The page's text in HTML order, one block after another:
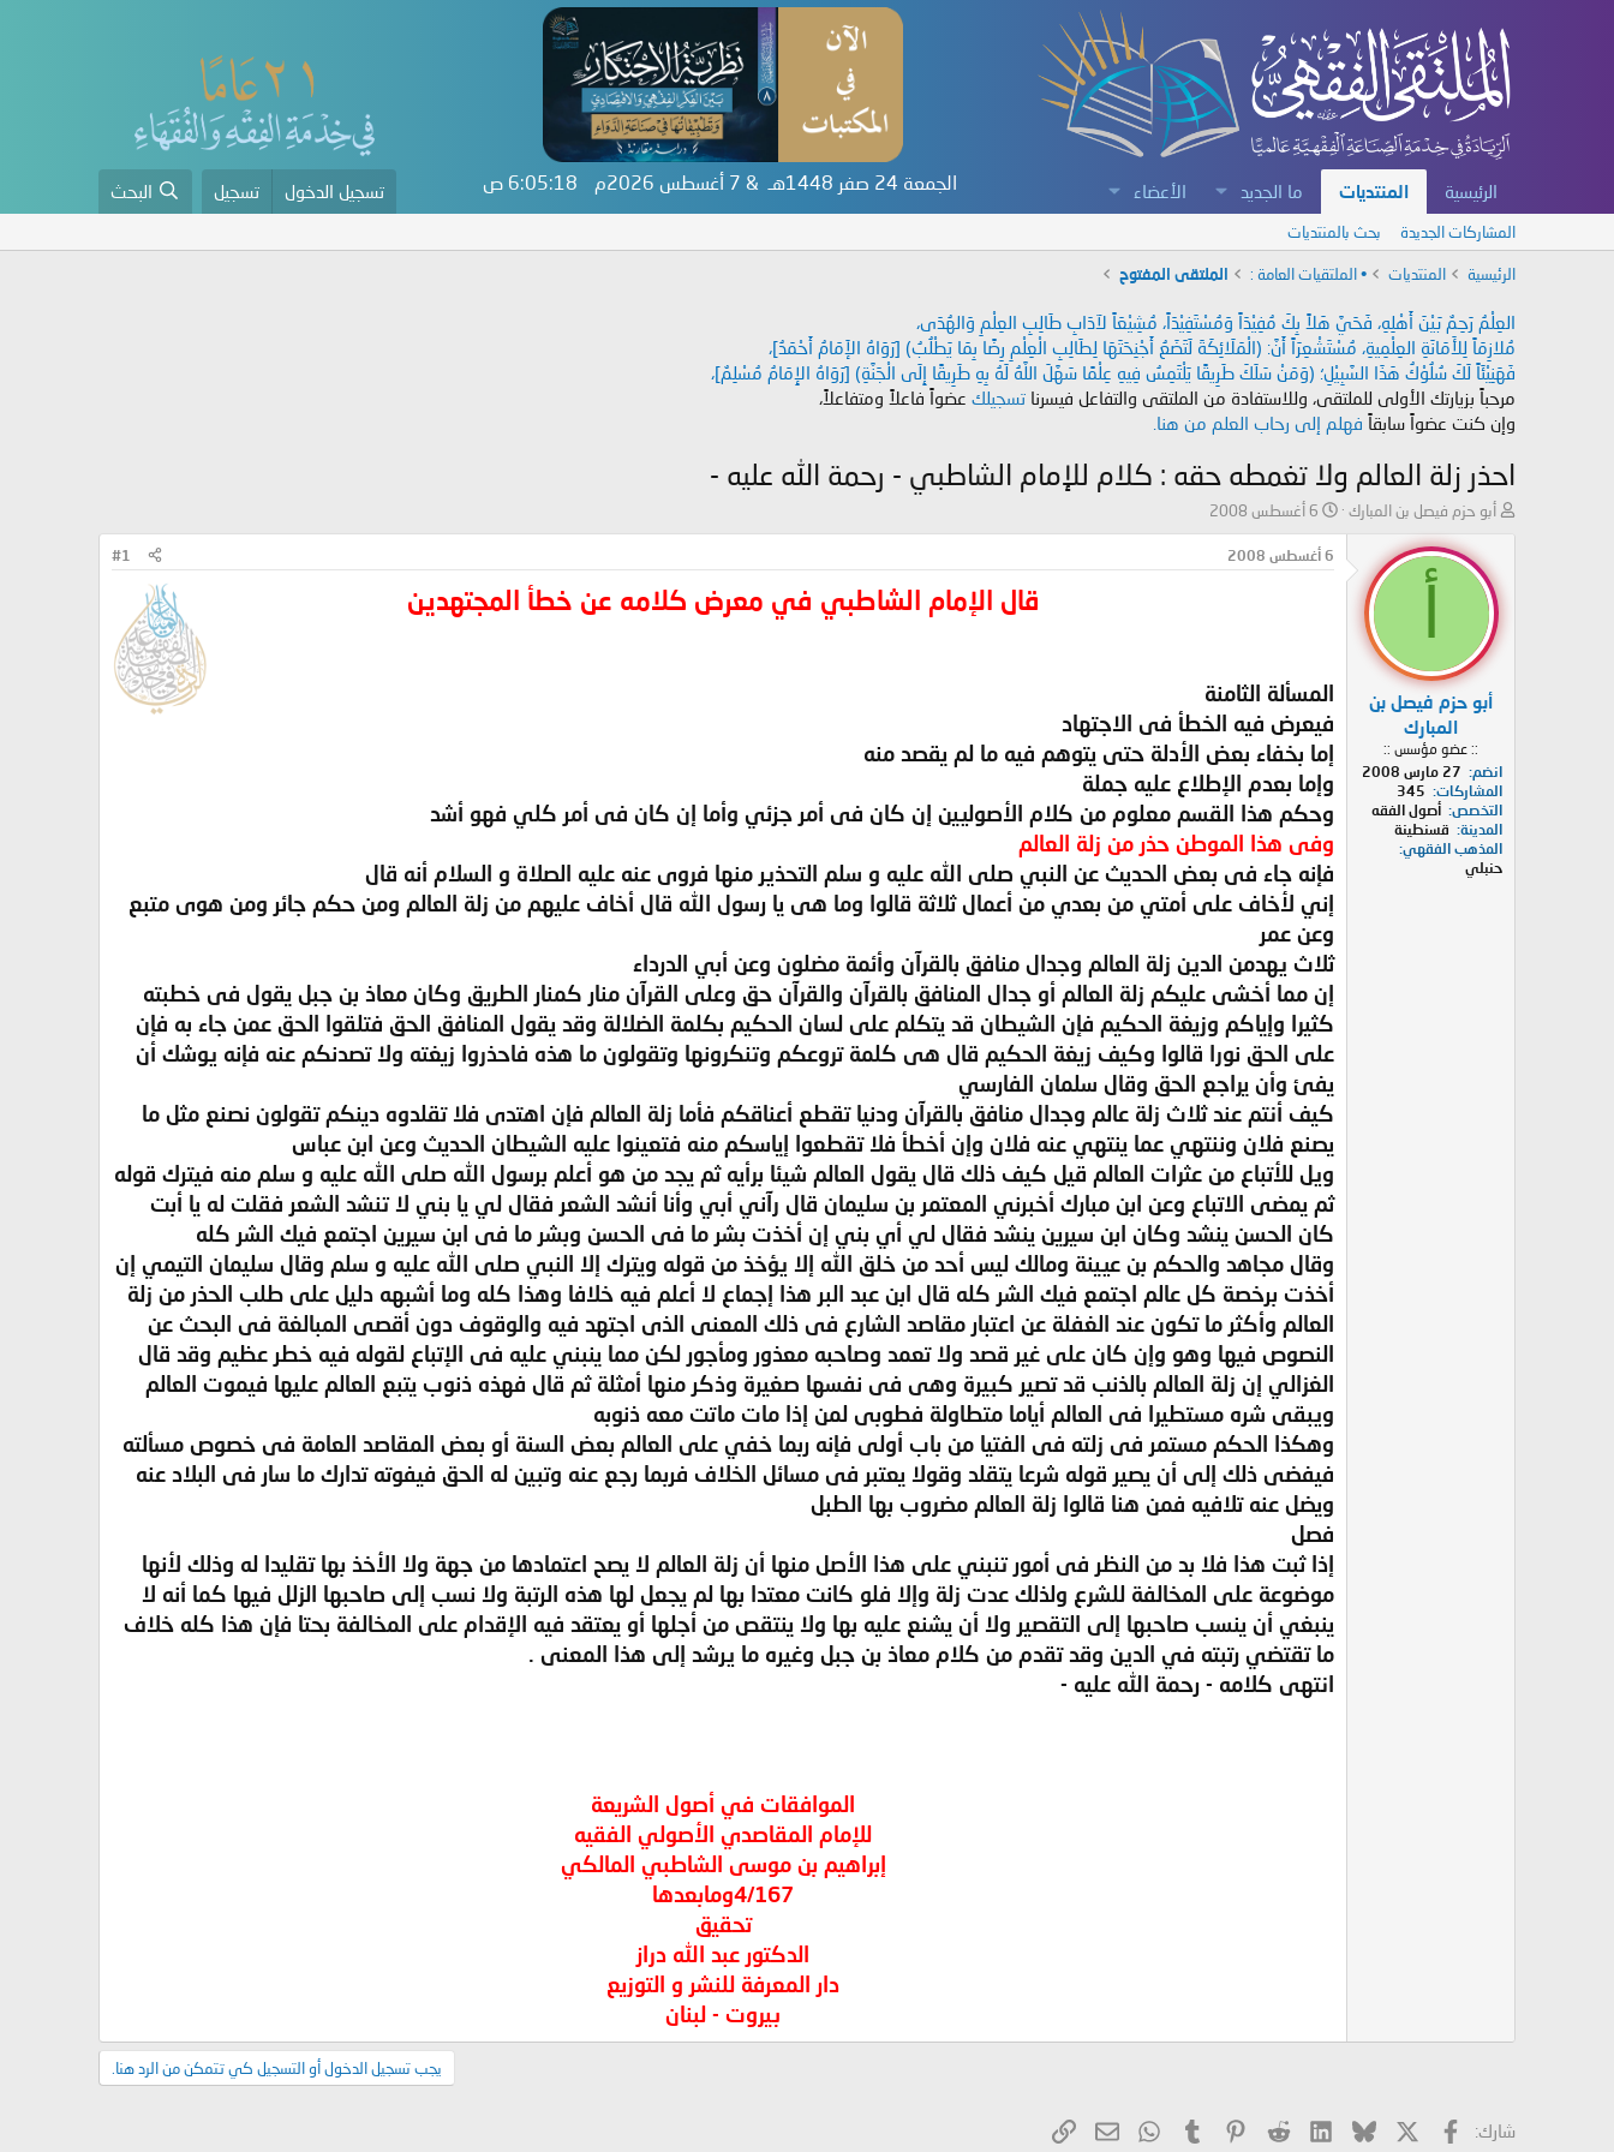
الرئيسية المنتديات ما الجديد الأعضاء الجمعة 24 صفر 1448هـ & 7 أغسطس 2026م 6:05:18 ص تسجيل الدخول تسجيل البحث
المشاركات الجديدة بحث بالمنتديات
الرئيسية المنتديات • الملتقيات العامة : الملتقى المفتوح
العِلْمُ رَحِمٌ بَيْنَ أَهْلِهِ، فَحَيَّ هَلاً بِكَ مُفِيْدَاً وَمُسْتَفِيْدَاً، مُشِيْعَاً لآدَابِ طَالِبِ العِلْمِ وَالهُدَى،
مُلازِمَاً لِلأَمَانَةِ العِلْمِيةِ، مُسْتَشْعِرَاً أَنَّ: (الْمَلَائِكَةَ لَتَضَعُ أَجْنِحَتَهَا لِطَالِبِ الْعِلْمِ رِضًا بِمَا يَطْلُبُ) [رَوَاهُ الإَمَامُ أَحْمَدُ]،
فَهَنِيْئَاً لَكَ سُلُوْكُ هَذَا السَّبِيْلِ؛ (وَمَنْ سَلَكَ طَرِيقًا يَلْتَمِسُ فِيهِ عِلْمًا سَهَّلَ اللَّهُ لَهُ بِهِ طَرِيقًا إِلَى الْجَنَّةِ) [رَوَاهُ الإِمَامُ مُسْلِمٌ]،
مرحباً بزيارتك الأولى للملتقى، وللاستفادة من الملتقى والتفاعل فيسرنا تسجيلك عضواً فاعلاً ومتفاعلاً،
وإن كنت عضواً سابقاً فهلم إلى رحاب العلم من هنا.
احذر زلة العالم ولا تغمطه حقه : كلام للإمام الشاطبي - رحمة الله عليه -
ب
ئ
ا
ل
م
و
و
أبو حزم فيصل بن المبارك
ت
ا
ر
ي
ء
6 أغسطس 2008
أبو حزم فيصل بن
المبارك
:: عضو مؤسس ::
انضم
27 مارس 2008
المشاركات
345
التخصص أصول الفقه
المدينة
قسنطينة
المذهب الفقهي
حنبلي
6 أغسطس 2008 #1
قال الإمام الشاطبي في معرض كلامه عن خطأ المجتهدين
المسألة الثامنة
فيعرض فيه الخطأ فى الاجتهاد
إما بخفاء بعض الأدلة حتى يتوهم فيه ما لم يقصد منه
وإما بعدم الإطلاع عليه جملة
وحكم هذا القسم معلوم من كلام الأصوليين إن كان فى أمر جزئي وأما إن كان فى أمر كلي فهو أشد
وفى هذا الموطن حذر من زلة العالم
فإنه جاء فى بعض الحديث عن النبي صلى الله عليه و سلم التحذير منها فروى عنه عليه الصلاة و السلام أنه قال
إني لأخاف على أمتي من بعدي من أعمال ثلاثة قالوا وما هى يا رسول الله قال أخاف عليهم من زلة العالم ومن حكم جائر ومن هوى متبع
وعن عمر
ثلاث يهدمن الدين زلة العالم وجدال منافق بالقرآن وأئمة مضلون وعن أبي الدرداء
إن مما أخشى عليكم زلة العالم أو جدال المنافق بالقرآن والقرآن حق وعلى القرآن منار كمنار الطريق وكان معاذ بن جبل يقول فى خطبته
كثيرا وإياكم وزيغة الحكيم فإن الشيطان قد يتكلم على لسان الحكيم بكلمة الضلالة وقد يقول المنافق الحق فتلقوا الحق عمن جاء به فإن
على الحق نورا قالوا وكيف زيغة الحكيم قال هى كلمة تروعكم وتنكرونها وتقولون ما هذه فاحذروا زيغته ولا تصدنكم عنه فإنه يوشك أن
يفئ وأن يراجع الحق وقال سلمان الفارسي
كيف أنتم عند ثلاث زلة عالم وجدال منافق بالقرآن ودنيا تقطع أعناقكم فأما زلة العالم فإن اهتدى فلا تقلدوه دينكم تقولون نصنع مثل ما
يصنع فلان وننتهي عما ينتهي عنه فلان وإن أخطأ فلا تقطعوا إياسكم منه فتعينوا عليه الشيطان الحديث وعن ابن عباس
ويل للأتباع من عثرات العالم قيل كيف ذلك قال يقول العالم شيئا برأيه ثم يجد من هو أعلم برسول الله صلى الله عليه و سلم منه فيترك قوله
ثم يمضى الاتباع وعن ابن مبارك أخبرني المعتمر بن سليمان قال رآني أبي وأنا أنشد الشعر فقال لي يا بني لا تنشد الشعر فقلت له يا أبت
كان الحسن ينشد وكان ابن سيرين ينشد فقال لي أي بني إن أخذت بشر ما فى الحسن وبشر ما فى ابن سيرين اجتمع فيك الشر كله
وقال مجاهد والحكم بن عيينة ومالك ليس أحد من خلق الله إلا يؤخذ من قوله ويترك إلا النبي صلى الله عليه و سلم وقال سليمان التيمي إن
أخذت برخصة كل عالم اجتمع فيك الشر كله قال ابن عبد البر هذا إجماع لا أعلم فيه خلافا وهذا كله وما أشبهه دليل على طلب الحذر من زلة
العالم وأكثر ما تكون عند الغفلة عن اعتبار مقاصد الشارع فى ذلك المعنى الذى اجتهد فيه والوقوف دون أقصى المبالغة فى البحث عن
النصوص فيها وهو وإن كان على غير قصد ولا تعمد وصاحبه معذور ومأجور لكن مما ينبني عليه فى الإتباع لقوله فيه خطر عظيم وقد قال
الغزالي إن زلة العالم بالذنب قد تصير كبيرة وهى فى نفسها صغيرة وذكر منها أمثلة ثم قال فهذه ذنوب يتبع العالم عليها فيموت العالم
ويبقى شره مستطيرا فى العالم أياما متطاولة فطوبى لمن إذا مات ماتت معه ذنوبه
وهكذا الحكم مستمر فى زلته فى الفتيا من باب أولى فإنه ربما خفي على العالم بعض السنة أو بعض المقاصد العامة فى خصوص مسألته
فيفضى ذلك إلى أن يصير قوله شرعا يتقلد وقولا يعتبر فى مسائل الخلاف فربما رجع عنه وتبين له الحق فيفوته تدارك ما سار فى البلاد عنه
ويضل عنه تلافيه فمن هنا قالوا زلة العالم مضروب بها الطبل
فصل
إذا ثبت هذا فلا بد من النظر فى أمور تنبني على هذا الأصل منها أن زلة العالم لا يصح اعتمادها من جهة ولا الأخذ بها تقليدا له وذلك لأنها
موضوعة على المخالفة للشرع ولذلك عدت زلة وإلا فلو كانت معتدا بها لم يجعل لها هذه الرتبة ولا نسب إلى صاحبها الزلل فيها كما أنه لا
ينبغي أن ينسب صاحبها إلى التقصير ولا أن يشنع عليه بها ولا ينتقص من أجلها أو يعتقد فيه الإقدام على المخالفة بحتا فإن هذا كله خلاف
ما تقتضي رتبته في الدين وقد تقدم من كلام معاذ بن جبل وغيره ما يرشد إلى هذا المعنى .
انتهى كلامه - رحمة الله عليه -
الموافقات في أصول الشريعة
للإمام المقاصدي الأصولي الفقيه
إبراهيم بن موسى الشاطبي المالكي
4/167ومابعدها
تحقيق
الدكتور عبد الله دراز
دار المعرفة للنشر و التوزيع
بيروت - لبنان
يجب تسجيل الدخول أو التسجيل كي تتمكن من الرد هنا.
شارك: فيسبوك Bluesky
LinkedIn
Reddit
Pinterest
Tumblr
WhatsAppالبريد الإلكتروني